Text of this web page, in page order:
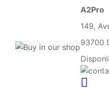
A2Pro
149,
93700